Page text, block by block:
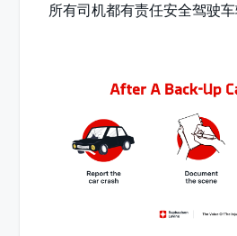
所有司机都有责任安全驾驶车